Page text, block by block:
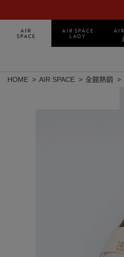
HOME AIR SPACE 全館熱銷